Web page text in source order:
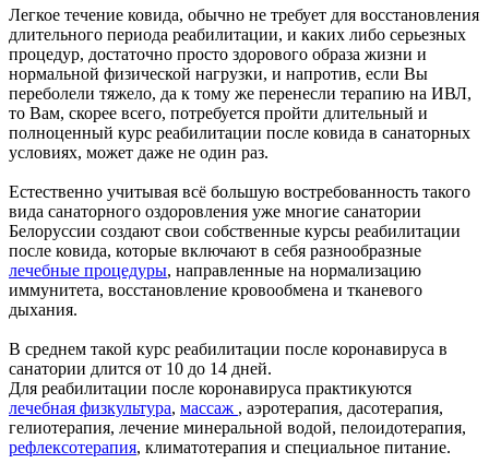
Легкое течение ковида, обычно не требует для восстановления
длительного периода реабилитации, и каких либо серьезных
процедур, достаточно просто здорового образа жизни и
нормальной физической нагрузки, и напротив, если Вы
переболели тяжело, да к тому же перенесли терапию на ИВЛ,
то Вам, скорее всего, потребуется пройти длительный и
полноценный курс реабилитации после ковида в санаторных
условиях, может даже не один раз.
Естественно учитывая всё большую востребованность такого
вида санаторного оздоровления уже многие санатории
Белоруссии создают свои собственные курсы реабилитации
после ковида, которые включают в себя разнообразные
лечебные процедуры, направленные на нормализацию
иммунитета, восстановление кровообмена и тканевого
дыхания.
В среднем такой курс реабилитации после коронавируса в
санатории длится от 10 до 14 дней.
Для реабилитации после коронавируса практикуются
лечебная физкультура, массаж , аэротерапия, дасотерапия,
гелиотерапия, лечение минеральной водой, пелоидотерапия,
рефлексотерапия, климатотерапия и специальное питание.